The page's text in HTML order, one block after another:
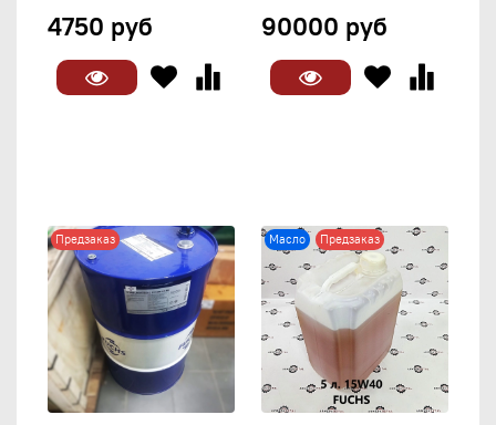
4750 руб 90000 руб
Предзаказ Масло Предзаказ